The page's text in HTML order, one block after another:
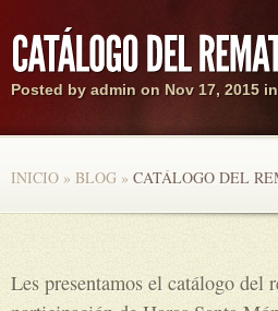
Posted by admin on Nov 17, 2015 in
INICIO » BLOG » CATÁLOGO DEL
Les presentamos el catálogo del